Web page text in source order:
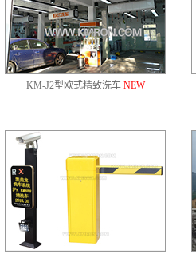
KM-J2型欧式精致洗车 NEW